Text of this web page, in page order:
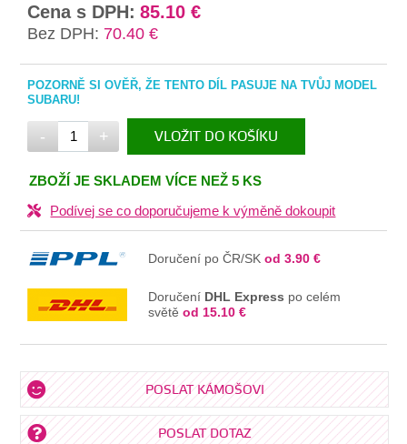
Cena s DPH: 85.10 €
Bez DPH: 70.40 €
POZORNĚ SI OVĚŘ, ŽE TENTO DÍL PASUJE NA TVŮJ MODEL
SUBARU!
- + VLOŽIT DO KOŠÍKU
V KOŠÍKU
ZBOŽÍ JE SKLADEM VÍCE NEŽ 5 KS
Podívej se co doporučujeme k výměně dokoupit
Doručení po ČR/SKod 3.90 €
Doručení DHL Express po celém
světěod 15.10 €
POSLAT KÁMOŠOVI
POSLAT DOTAZ